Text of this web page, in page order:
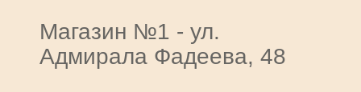
Магазин №1 - ул.
Адмирала Фадеева, 48